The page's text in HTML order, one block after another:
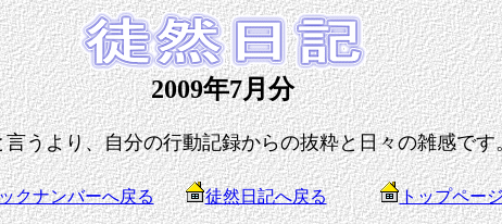
2009年7月分
言うより、自分の行動記録からの抜粋と日々の雑感です
クナンバーへ戻る 徒然日記へ戻る トップペー